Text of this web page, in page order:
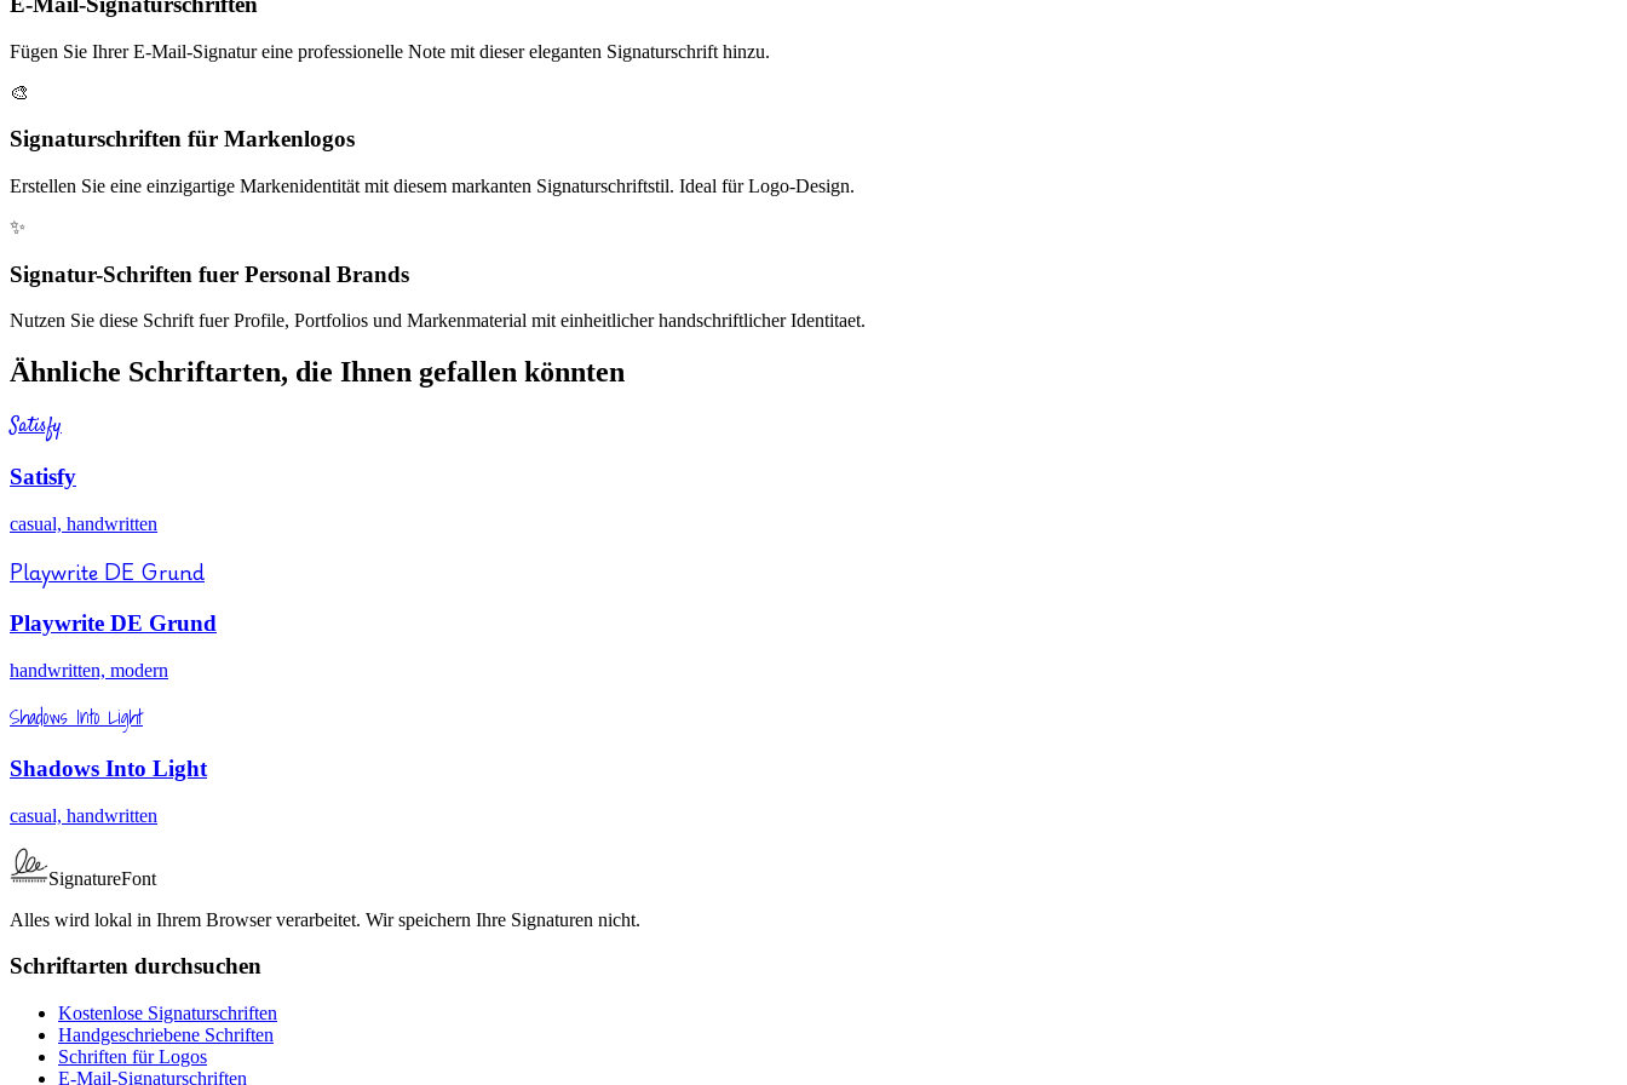
Fügen Sie Ihrer E-Mail-Signatur eine professionelle Note mit dieser eleganten Signaturschrift hinzu.
🎨
Signaturschriften für Markenlogos
Erstellen Sie eine einzigartige Markenidentität mit diesem markanten Signaturschriftstil. Ideal für Logo-Design.
✨
Signatur-Schriften fuer Personal Brands
Nutzen Sie diese Schrift fuer Profile, Portfolios und Markenmaterial mit einheitlicher handschriftlicher Identitaet.
Ähnliche Schriftarten, die Ihnen gefallen könnten
Satisfy
Satisfy
casual, handwritten
Playwrite DE Grund
Playwrite DE Grund
handwritten, modern
Shadows Into Light
Shadows Into Light
casual, handwritten
SignatureFont
Alles wird lokal in Ihrem Browser verarbeitet. Wir speichern Ihre Signaturen nicht.
Schriftarten durchsuchen
Kostenlose Signaturschriften
Handgeschriebene Schriften
Schriften für Logos
E-Mail-Signaturschriften